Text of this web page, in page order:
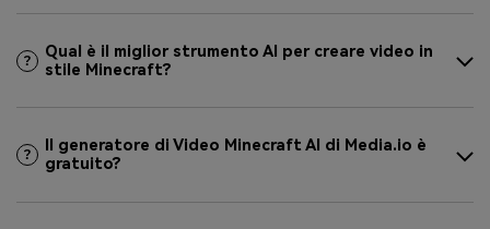
Qual è il miglior strumento AI per creare video in
stile Minecraft?
Il generatore di Video Minecraft AI di Media.io è
gratuito?